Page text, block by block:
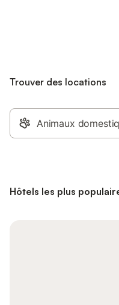
Trouver des locations
Animaux
Hôtels les plus